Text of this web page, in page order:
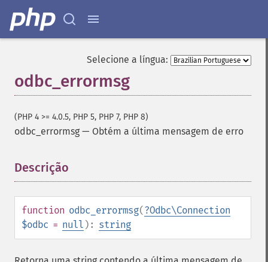
Selecione a língua:
odbc_errormsg
(PHP 4 >= 4.0.5, PHP 5, PHP 7, PHP 8)
odbc_errormsg — Obtém a última mensagem de erro
Descrição
function odbc_errormsg(?Odbc\Connection
$odbc = null ): string